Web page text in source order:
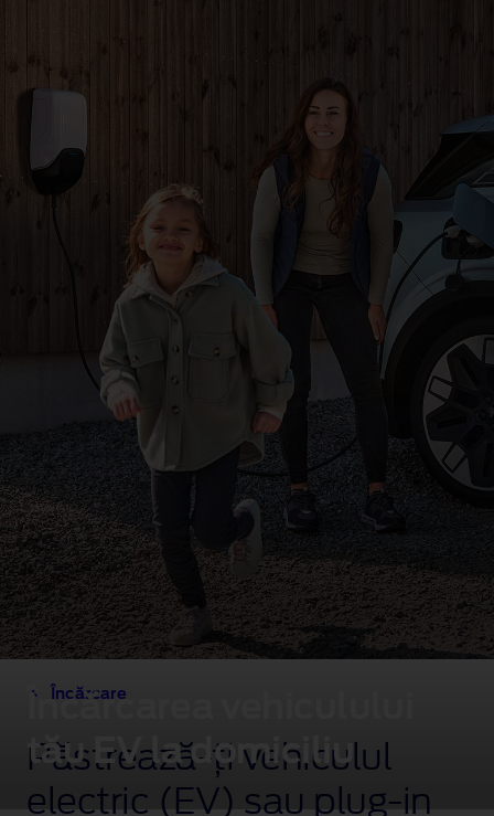
Încărcarea vehiculului
tău EV la domiciliu
Încărcare
Păstrează‑ți vehiculul
electric (EV) sau plug‑in